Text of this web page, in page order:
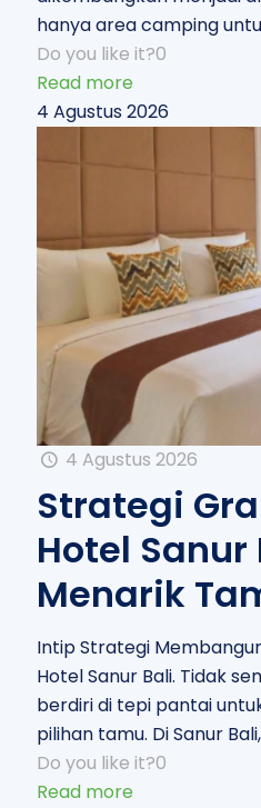
hanya area camping
Do you like it?0
Read more
4 Agustus 2026
4 Agustus 2026
Strategi
Hotel Sanur
Menarik
Intip Strategi
Hotel Sanur Bali. Tidak
berdiri di tepi pantai
pilihan tamu. Di Sanur
Do you like it?0
Read more